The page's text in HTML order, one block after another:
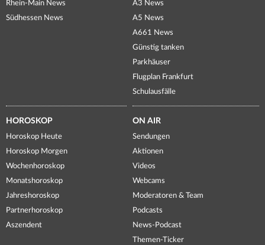
Rhein-Main News
Südhessen News
A3 News
A5 News
A661 News
Günstig tanken
Parkhäuser
Flugplan Frankfurt
Schulausfälle
HOROSKOP
Horoskop Heute
Horoskop Morgen
Wochenhoroskop
Monatshoroskop
Jahreshoroskop
Partnerhoroskop
Aszendent
ON AIR
Sendungen
Aktionen
Videos
Webcams
Moderatoren & Team
Podcasts
News-Podcast
Themen-Ticker